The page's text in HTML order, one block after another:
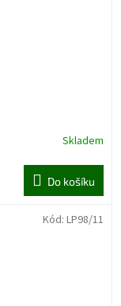
Skladem
Do košíku
Kód: LP98/11